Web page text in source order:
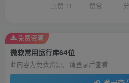
点赞 11 赞赏
微软常用运行库64位
此内容为免费资源，请登录后查看
免费资源